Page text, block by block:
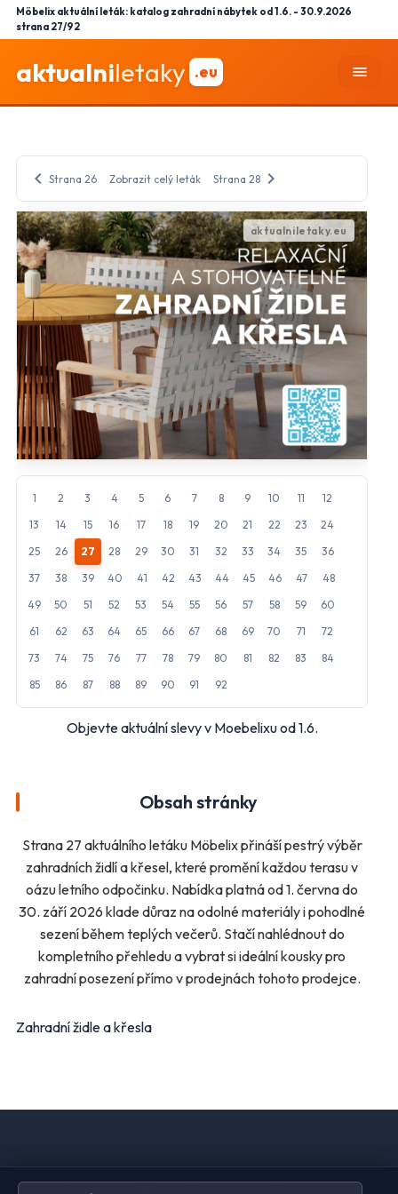
Möbelix aktuální leták: katalog zahradní nábytek od 1.6. - 30.9.2026
strana 27/92
aktualniletaky .eu menu
chevron_left Strana 26 Zobrazit celý leták Strana 28chevron_right
1 2 3 4 5 6 7 8 9 10 11
12
13
14 15 16 17 18 19 20 21 22 23
24
25
26 27 28 29 30 31 32 33 34 35
36
37
38 39 40 41 42 43 44 45 46 47
48
49
50 51 52 53 54 55 56 57 58 59
60
61
62 63 64 65 66 67 68 69 70 71
72
73
74 75 76 77 78 79 80 81 82 83
84
85
86 87 88 89 90 91 92
Objevte aktuální slevy v Moebelixu od 1.6.
Obsah stránky
Strana 27 aktuálního letáku Möbelix přináší pestrý výběr
zahradních židlí a křesel, které promění každou terasu v
oázu letního odpočinku. Nabídka platná od 1. června do
30. září 2026 klade důraz na odolné materiály i pohodlné
sezení během teplých večerů. Stačí nahlédnout do
kompletního přehledu a vybrat si ideální kousky pro
zahradní posezení přímo v prodejnách tohoto prodejce.
Zahradní židle a křesla
DomůOchrana údajůKontaktSpravovat odběr newsletteru
close
mail_outlineNastavení odběru letáků
Vyberte obchody, jejichž letáky chcete dostávat do e-
mailu.
Hlavní hypermarkety a supermarkety
Albert BILLA
FLOP Globus
Kaufland Lidl
Makro Norma
Penny Market
Další obchody podle kategorií
Obuv
Lékárny
Auto moto
Ostatní supermarkety
Přihlásit k odběru